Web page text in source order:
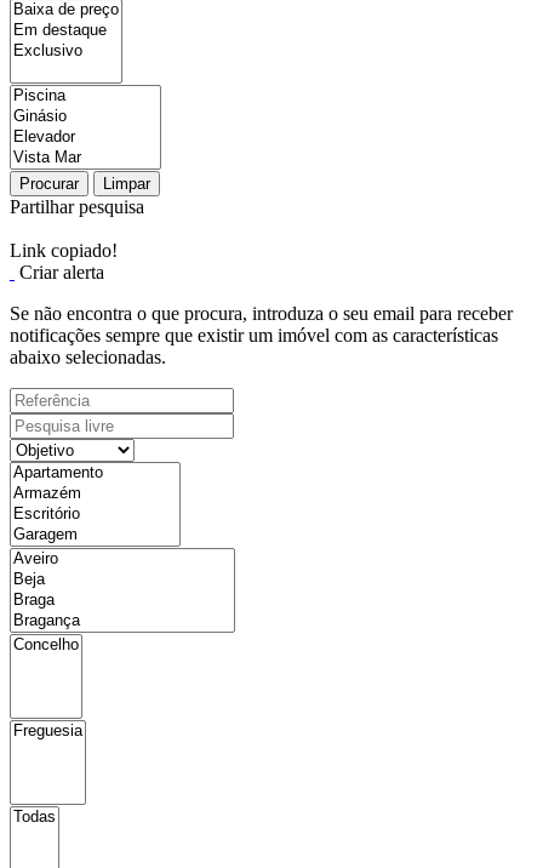
Procurar Limpar
Partilhar pesquisa
Link copiado!
Criar alerta
Se não encontra o que procura, introduza o seu email para receber
notificações sempre que existir um imóvel com as características
abaixo selecionadas.